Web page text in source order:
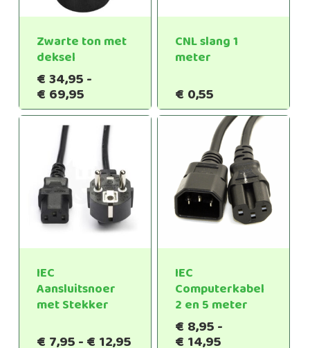
Zwarte ton met
deksel
€34,95-
€ 69,95Prijsklasse:
€34,95
€69,95
CNL slang 1
meter
€ 0,55
IEC
Aansluitsnoer
met Stekker
€ 7,95-€ 12,95Prijsklasse:
IEC
Computerkabel
2 en 5 meter
€ 8,95-
€ 14,95